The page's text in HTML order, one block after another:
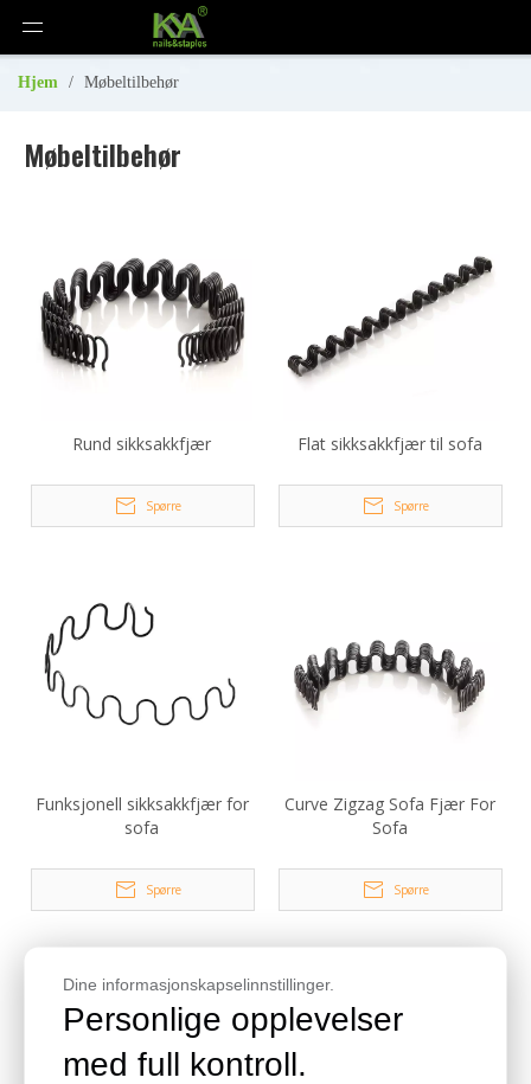
Hjem / Møbeltilbehør
Møbeltilbehør
Rund sikksakkfjær
Spørre
Flat sikksakkfjær til sofa
Spørre
Funksjonell sikksakkfjær for
sofa
Spørre
Curve Zigzag Sofa Fjær For
Sofa
Spørre
Dine informasjonskapselinnstillinger.
Personlige opplevelser
med full kontroll.